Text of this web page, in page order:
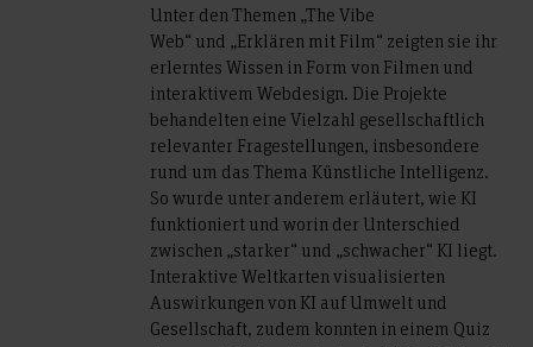
Unter den Themen „The Vibe
Web“ und „Erklären mit Film“ zeigten sie ihr
erlerntes Wissen in Form von Filmen und
interaktivem Webdesign. Die Projekte
behandelten eine Vielzahl gesellschaftlich
relevanter Fragestellungen, insbesondere
rund um das Thema Künstliche Intelligenz.
So wurde unter anderem erläutert, wie KI
funktioniert und worin der Unterschied
zwischen „starker“ und „schwacher“ KI liegt.
Interaktive Weltkarten visualisierten
Auswirkungen von KI auf Umwelt und
Gesellschaft, zudem konnten in einem Quiz